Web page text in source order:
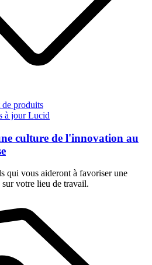
produits
à jour Lucid
culture de l'innovation au
qui vous aideront à favoriser une
votre lieu de travail.